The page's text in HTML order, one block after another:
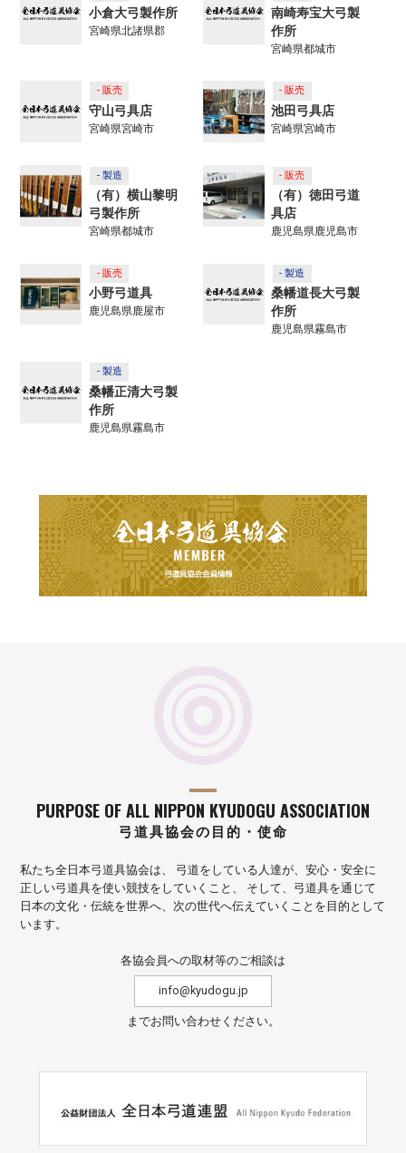
小倉大弓製作所
宮崎県北諸県郡
南崎寿宝大弓製
作所
宮崎県都城市
- 販売
守山弓具店
宮崎県宮崎市
- 販売
池田弓具店
宮崎県宮崎市
- 製造
（有）横山黎明
弓製作所
宮崎県都城市
- 販売
（有）徳田弓道
具店
鹿児島県鹿児島市
- 販売
小野弓道具
鹿児島県鹿屋市
- 製造
桑幡道長大弓製
作所
鹿児島県霧島市
- 製造
桑幡正清大弓製
作所
鹿児島県霧島市
PURPOSE OF ALL NIPPON KYUDOGU ASSOCIATION
弓道具協会の目的・使命
私たち全日本弓道具協会は、
弓道をしている人達が、安心・安全に
正しい弓道具を使い競技をしていくこと、
そして、弓道具を通じて
日本の文化・伝統を世界へ、次の世代へ伝えていくことを目的として
います。
各協会員への取材等のご相談は
info@kyudogu.jp
までお問い合わせください。